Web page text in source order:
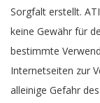
Sorgfalt erstellt.
keine Gewähr für
bestimmte
Internetseiten zur
alleinige Gefahr